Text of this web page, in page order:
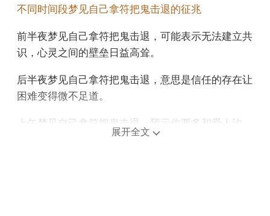
不同时间段梦见自己拿符把鬼击退的征兆
前半夜梦见自己拿符把鬼击退，可能表示无法建立共
识，心灵之间的壁垒日益高耸。
后半夜梦见自己拿符把鬼击退，意思是信任的存在让
困难变得微不足道。
上午梦见自己拿符把鬼击退，预示你要多和爱人沟
通，良好的沟通会促进你们感情的快速升温。
展开全文